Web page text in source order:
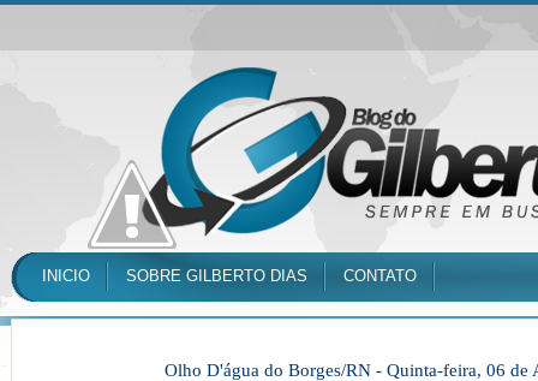
INICIO SOBRE GILBERTO DIAS CONTATO
Olho D'água do Borges/RN - Quinta-feira, 06 de